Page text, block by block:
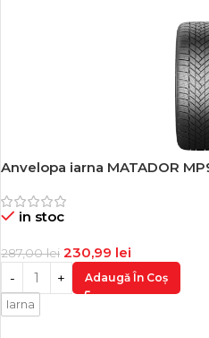
-20%
Anvelopa iarna MATADOR
in stoc
287,00lei 230,99 lei
Adaugă În Coș
Iarna